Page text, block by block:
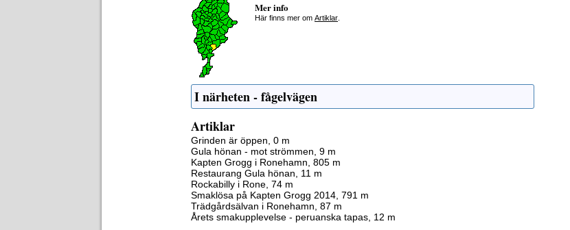
Mer info
Här finns mer om Artiklar
I närheten - fågelvägen
Artiklar
Grinden är öppen, 0 m
Gula hönan - mot strömmen, 9 m
Kapten Grogg i Ronehamn, 805 m
Restaurang Gula hönan, 11 m
Rockabilly i Rone, 74 m
Smaklösa på Kapten Grogg 2014, 791 m
Trädgårdsälvan i Ronehamn, 87 m
Årets smakupplevelse - peruanska tapas, 12 m